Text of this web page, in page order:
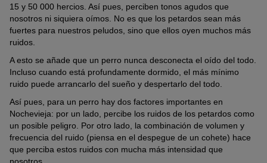
15 y 50 000 hercios. Así pues, perciben tonos agudos que
nosotros ni siquiera oímos. No es que los petardos sean más
fuertes para nuestros peludos, sino que ellos oyen muchos más
ruidos.
A esto se añade que un perro nunca desconecta el oído del todo.
Incluso cuando está profundamente dormido, el más mínimo
ruido puede arrancarlo del sueño y despertarlo del todo.
Así pues, para un perro hay dos factores importantes en
Nochevieja: por un lado, percibe los ruidos de los petardos como
un posible peligro. Por otro lado, la combinación de volumen y
frecuencia del ruido (piensa en el despegue de un cohete) hace
que perciba estos ruidos con mucha más intensidad que